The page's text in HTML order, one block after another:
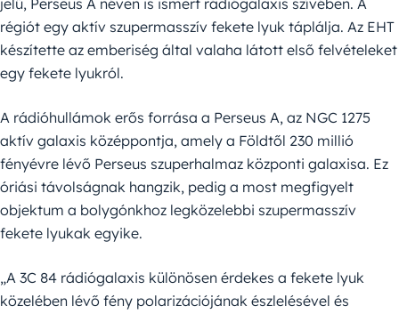
jelű, Perseus A néven is ismert rádiógalaxis szívében. A
régiót egy aktív szupermasszív fekete lyuk táplálja. Az EHT
készítette az emberiség által valaha látott első felvételeket
egy fekete lyukról.
A rádióhullámok erős forrása a Perseus A, az NGC 1275
aktív galaxis középpontja, amely a Földtől 230 millió
fényévre lévő Perseus szuperhalmaz központi galaxisa. Ez
óriási távolságnak hangzik, pedig a most megfigyelt
objektum a bolygónkhoz legközelebbi szupermasszív
fekete lyukak egyike.
„A 3C 84 rádiógalaxis különösen érdekes a fekete lyuk
közelében lévő fény polarizációjának észlelésével és